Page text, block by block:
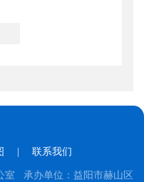
联系我们
室 承办单位：益阳市赫山区